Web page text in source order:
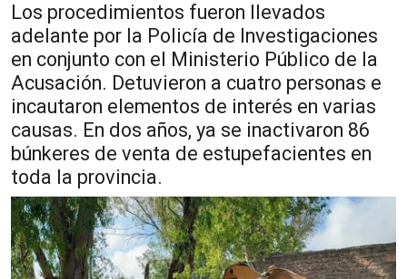
Los procedimientos fueron llevados
adelante por la Policía de Investigaciones
en conjunto con el Ministerio Público de la
Acusación. Detuvieron a cuatro personas e
incautaron elementos de interés en varias
causas. En dos años, ya se inactivaron 86
búnkeres de venta de estupefacientes en
toda la provincia.